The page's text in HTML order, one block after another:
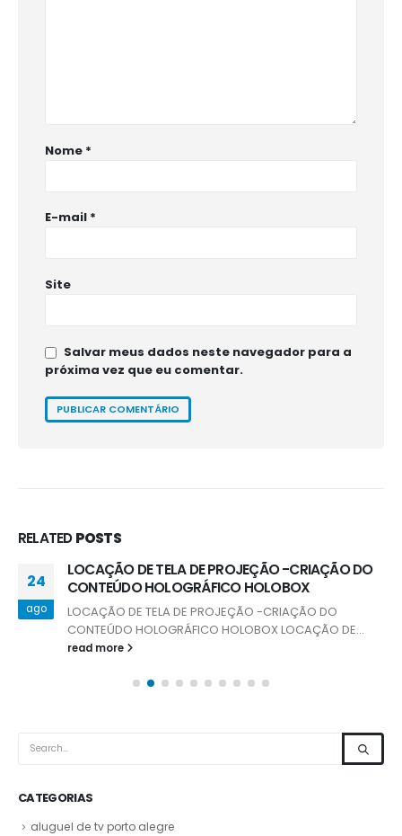
Nome *
E-mail *
Site
Salvar meus dados neste navegador para a
próxima vez que eu comentar.
RELATEDPOSTS
24
ago
LOCAÇÃO DE TELA DE PROJEÇÃO -CRIAÇÃO DO
CONTEÚDO HOLOGRÁFICO HOLOBOX
LOCAÇÃO DE TELA DE PROJEÇÃO -CRIAÇÃO DO
CONTEÚDO HOLOGRÁFICO HOLOBOXLOCAÇÃO DE...
read more
CATEGORIAS
aluguel de tv porto alegre